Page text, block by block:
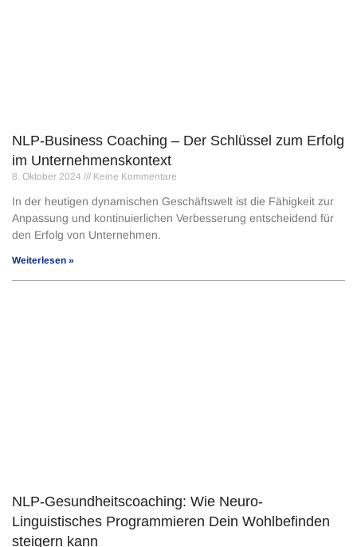
NLP-Business Coaching – Der Schlüssel zum Erfolg
im Unternehmenskontext
8. Oktober 2024 Keine Kommentare
In der heutigen dynamischen Geschäftswelt ist die Fähigkeit zur
Anpassung und kontinuierlichen Verbesserung entscheidend für
den Erfolg von Unternehmen.
Weiterlesen »
NLP-Gesundheitscoaching: Wie Neuro-
Linguistisches Programmieren Dein Wohlbefinden
steigern kann